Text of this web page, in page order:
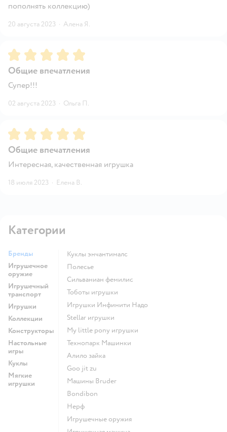
пополнять коллекцию)
20 августа 2023 · Алена Я.
Рейтинг:5
Общие впечатления
Супер!!!
02 августа 2023 · Ольга П.
Рейтинг:5
Общие впечатления
Интересная, качественная игрушка
18 июля 2023 · Елена В.
Категории
Бренды
Игрушечное
оружие
Игрушечный
транспорт
Игрушки
Коллекции
Конструкторы
Настольные
игры
Куклы
Мягкие
игрушки
Куклы энчантималс
Полесье
Сильваниан фемилис
Тоботы игрушки
Игрушки Инфинити Надо
Stellar игрушки
my little pony игрушки
Технопарк Машинки
Алило зайка
Goo jit zu
Машины Bruder
Bondibon
Нерф
Игрушечные оружия